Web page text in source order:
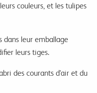
couleurs, et les tulipes
dans leur emballage
leurs tiges.
des courants d'air et du